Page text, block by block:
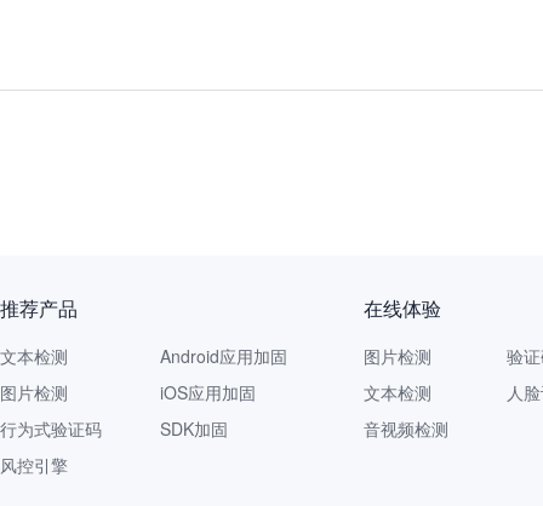
推荐产品
文本检测
图片检测
行为式验证码
风控引擎
Android应用加固
iOS应用加固
SDK加固
在线体验
图片检测
文本检测
音视频检测
验
人